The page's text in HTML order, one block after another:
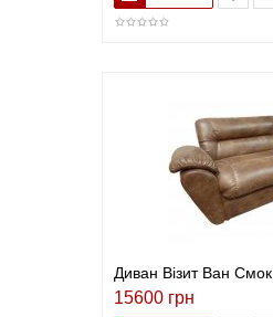
Диван Візит Ван Смок
15600 грн